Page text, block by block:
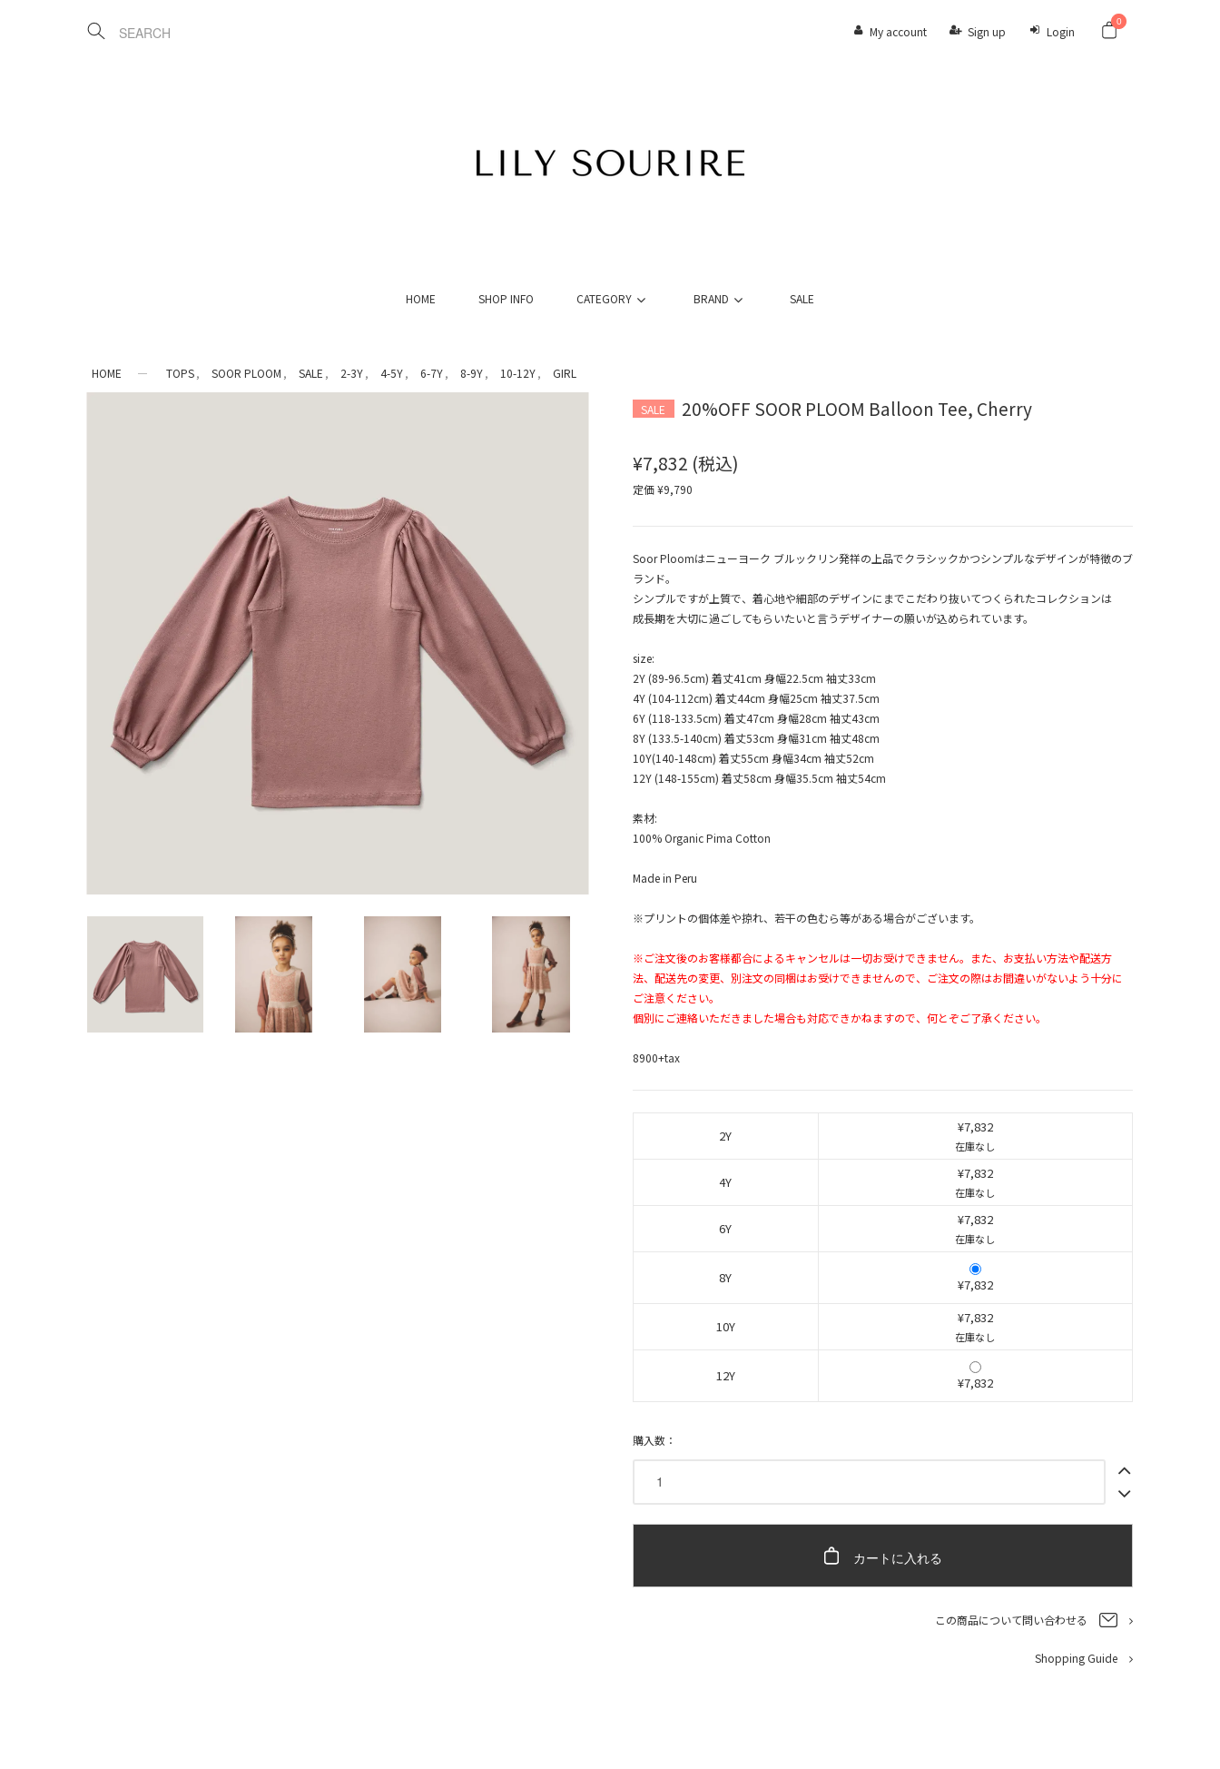
HOME SHOP INFO CATEGORY BRAND SALE
My account Sign up Login
0
HOME TOPS SOOR PLOOM SALE 2-3Y 4-5Y 6-7Y 8-9Y 10-12Y GIRL
SALE 20%OFF SOOR PLOOM Balloon Tee, Cherry
¥7,832 (税込)
定価 ¥9,790
Soor Ploomはニューヨーク ブルックリン発祥の上品でクラシックかつシンプルなデザインが特徴のブ
ランド。
シンプルですが上質で、着心地や細部のデザインにまでこだわり抜いてつくられたコレクションは
成長期を大切に過ごしてもらいたいと言うデザイナーの願いが込められています。
size:
2Y (89-96.5cm) 着丈41cm 身幅22.5cm 袖丈33cm
4Y (104-112cm) 着丈44cm 身幅25cm 袖丈37.5cm
6Y (118-133.5cm) 着丈47cm 身幅28cm 袖丈43cm
8Y (133.5-140cm) 着丈53cm 身幅31cm 袖丈48cm
10Y(140-148cm) 着丈55cm 身幅34cm 袖丈52cm
12Y (148-155cm) 着丈58cm 身幅35.5cm 袖丈54cm
素材:
100% Organic Pima Cotton
Made in Peru
※プリントの個体差や掠れ、若干の色むら等がある場合がございます。
※ご注文後のお客様都合によるキャンセルは一切お受けできません。また、お支払い方法や配送方
法、配送先の変更、別注文の同梱はお受けできませんので、ご注文の際はお間違いがないよう十分に
ご注意ください。
個別にご連絡いただきました場合も対応できかねますので、何とぞご了承ください。
8900+tax
2Y
¥7,832
在庫なし
4Y
¥7,832
在庫なし
6Y
¥7,832
在庫なし
8Y ¥7,832
10Y
¥7,832
在庫なし
12Y ¥7,832
購入数：
カートに入れる
この商品について問い合わせる
Shopping Guide